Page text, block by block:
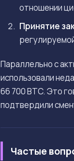
отношении
Принятие
Параллельно с
использовали
66 700 BTC. Это
подтвердили
Частые